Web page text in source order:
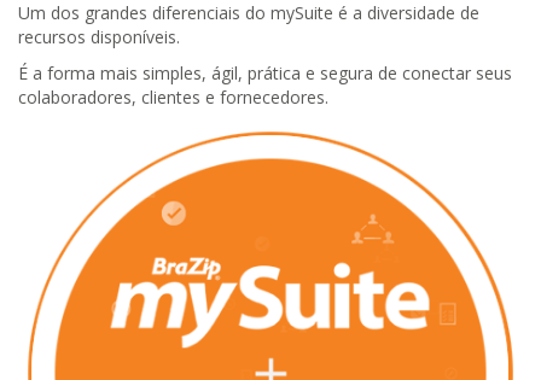
Um dos grandes diferenciais do mySuite é a diversidade de
recursos disponíveis.
É a forma mais simples, ágil, prática e segura de conectar seus
colaboradores, clientes e fornecedores.